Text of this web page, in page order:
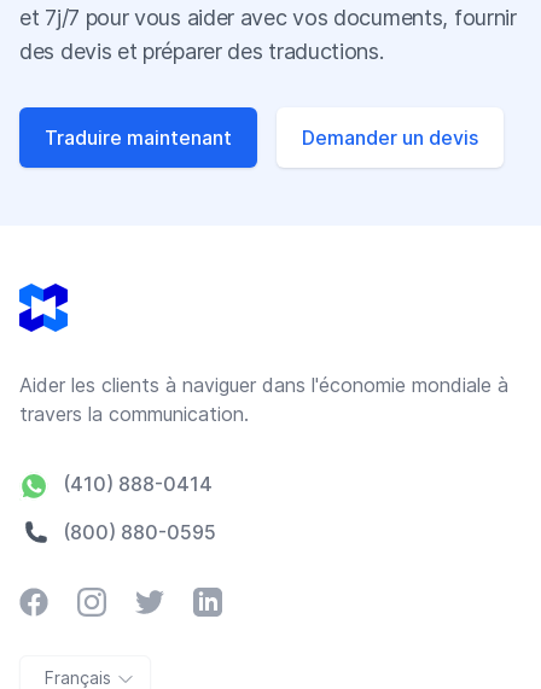
et 7j/7 pour vous aider avec vos documents, fournir
des devis et préparer des traductions.
Traduire maintenant Demander un devis
Aider les clients à naviguer dans l'économie mondiale à
travers la communication.
(410) 888-0414
(800) 880-0595
FacebookInstagramTwitterLinkedIn
Français